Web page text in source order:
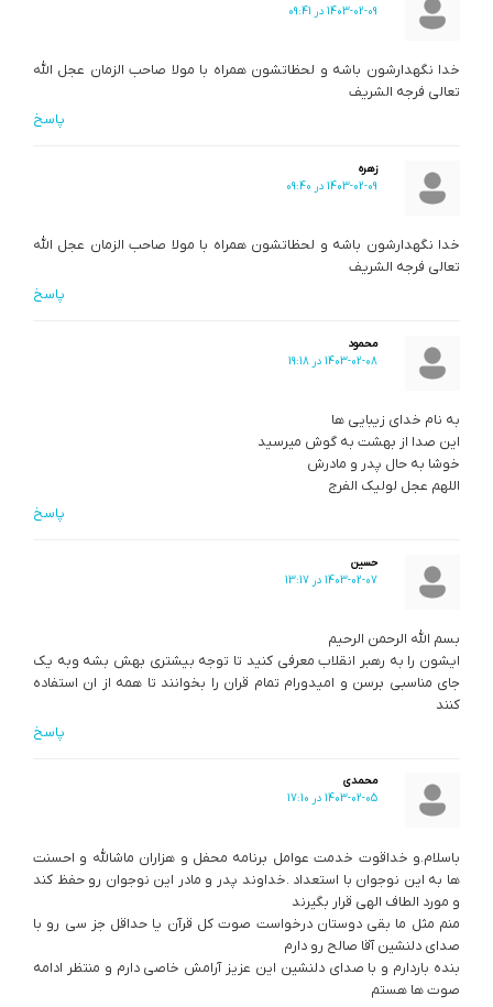
1403-02-09 در 09:41
خدا نگهدارشون باشه و لحظاتشون همراه با مولا صاحب الزمان عجل الله
تعالی فرجه الشریف
پاسخ
زهره
1403-02-09 در 09:40
خدا نگهدارشون باشه و لحظاتشون همراه با مولا صاحب الزمان عجل الله
تعالی فرجه الشریف
پاسخ
محمود
1403-02-08 در 19:18
به نام خدای زیبایی ها
این صدا از بهشت به گوش میرسید
خوشا به حال پدر و مادرش
اللهم عجل لولیک الفرج
پاسخ
حسین
1403-02-07 در 13:17
بسم الله الرحمن الرحیم
ایشون را به رهبر انقلاب معرفی کنید تا توجه بیشتری بهش بشه وبه یک
جای مناسبی برسن و امیدورام تمام قران را بخوانند تا همه از ان استفاده
کنند
پاسخ
محمدی
1403-02-05 در 17:10
باسلام.و خداقوت خدمت عوامل برنامه محفل و هزاران ماشالله و احسنت
ها به این نوجوان با استعداد .خداوند پدر و مادر این نوجوان رو حفظ کند
و مورد الطاف الهی قرار بگیرند
منم مثل ما بقی دوستان درخواست صوت کل قرآن یا حداقل جز سی رو با
صدای دلنشین آقا صالح رو دارم
بنده باردارم و با صدای دلنشین این عزیز آرامش خاصی دارم و منتظر ادامه
صوت ها هستم